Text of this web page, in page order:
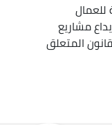
للعمال
مشاريع
المتعلق